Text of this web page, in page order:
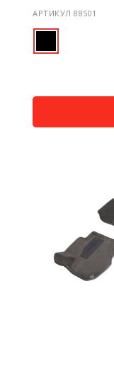
АРТИКУЛ 88501